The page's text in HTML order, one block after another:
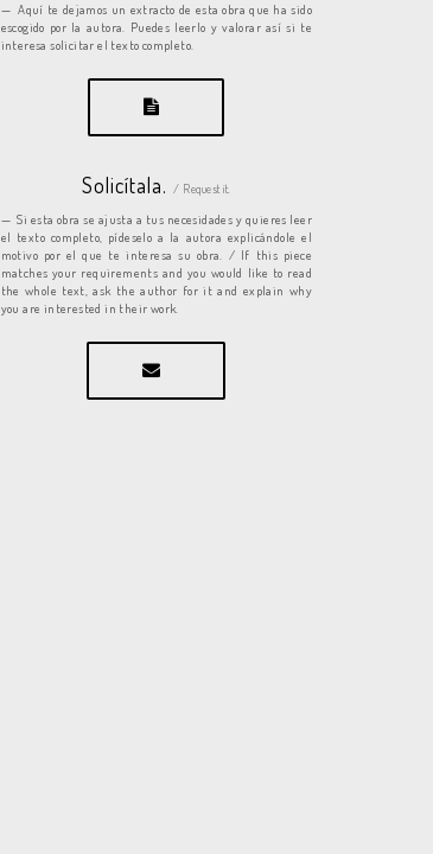
Aquí te dejamos un extracto de esta obra que ha sido
escogido por la autora. Puedes leerlo y valorar así si te
interesa solicitar el texto completo.
Solicítala. / Request it.
Si esta obra se ajusta a tus necesidades y quieres leer
el texto completo, pídeselo a la autora explicándole el
motivo por el que te interesa su obra. / If this piece
matches your requirements and you would like to read
the whole text, ask the author for it and explain why
you are interested in their work.